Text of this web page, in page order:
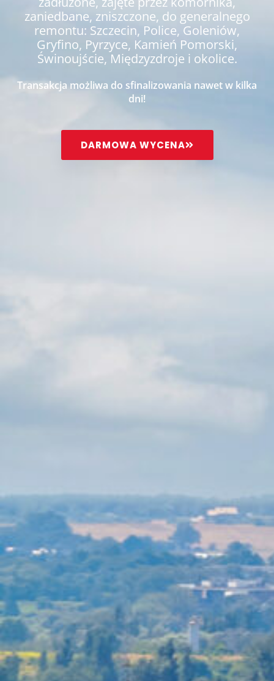
zaniedbane, zniszczone, do generalnego
remontu: Szczecin, Police, Goleniów,
Gryfino, Pyrzyce, Kamień Pomorski,
Świnoujście, Międzyzdroje i okolice.
Transakcja możliwa do sfinalizowania nawet w kilka
dni!
DARMOWA WYCENA